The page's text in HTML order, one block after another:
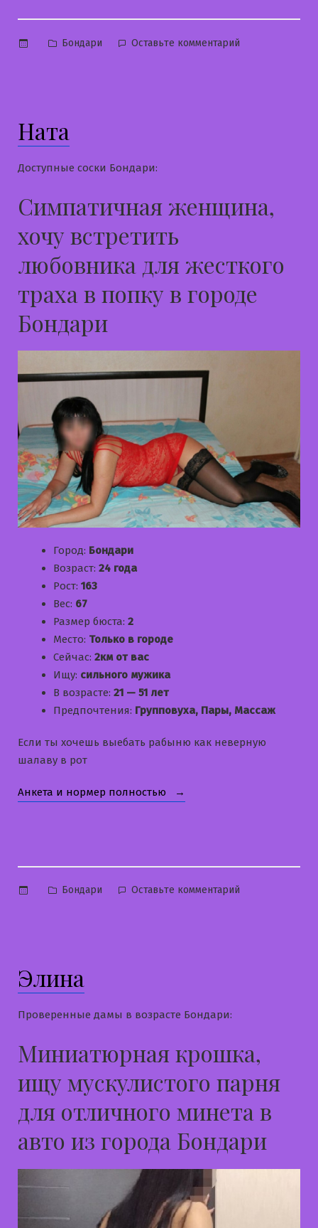
Опубликовано
Бондари Оставьте комментарий
Ната
Доступные соски Бондари:
Симпатичная женщина,
хочу встретить
любовника для жесткого
траха в попку в городе
Бондари
Город: Бондари
Возраст: 24 года
Рост: 163
Вес: 67
Размер бюста: 2
Место: Только в городе
Сейчас: 2км от вас
Ищу: сильного мужика
В возрасте: 21 — 51 лет
Предпочтения: Групповуха, Пары, Массаж
Если ты хочешь выебать рабыню как неверную
шалаву в рот
Анкета и нормер полностью «Ната»
Опубликовано
Бондари Оставьте комментарий
Элина
Проверенные дамы в возрасте Бондари:
Миниатюрная крошка,
ищу мускулистого парня
для отличного минета в
авто из города Бондари